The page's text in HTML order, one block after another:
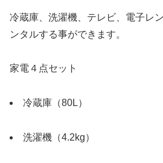
冷蔵庫、洗濯機、テレビ、電子レ
ンタルする事ができます。
家電４点セット
冷蔵庫（80L）
洗濯機（4.2kg）